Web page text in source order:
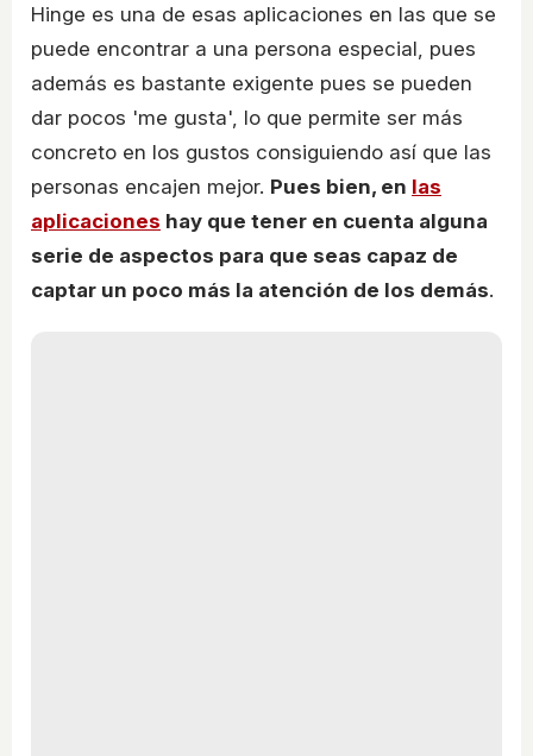
Hinge es una de esas aplicaciones en las que se
puede encontrar a una persona especial, pues
además es bastante exigente pues se pueden
dar pocos 'me gusta', lo que permite ser más
concreto en los gustos consiguiendo así que las
personas encajen mejor. Pues bien, en las
aplicaciones hay que tener en cuenta alguna
serie de aspectos para que seas capaz de
captar un poco más la atención de los demás.